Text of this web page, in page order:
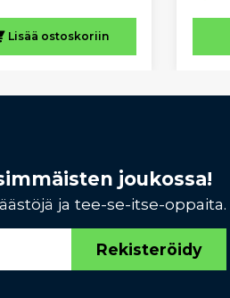
Lisää ostoskoriin
joukossa!
ja tee-se-itse-oppaita.
Rekisteröidy